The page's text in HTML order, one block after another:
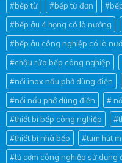
#bếp từ
#bếp từ đơn
#bếp âu 4 họng có lò nướng
#bếp âu công nghiệp có lò
#chậu rửa bếp công nghiệp
#nồi inox nấu phở dùng điện
#nồi nấu phở dùng điện
#
#thiết bị bếp công nghiệp
#thiết bị nhà bếp
#tum hút
#tủ cơm công nghiệp sử dụng